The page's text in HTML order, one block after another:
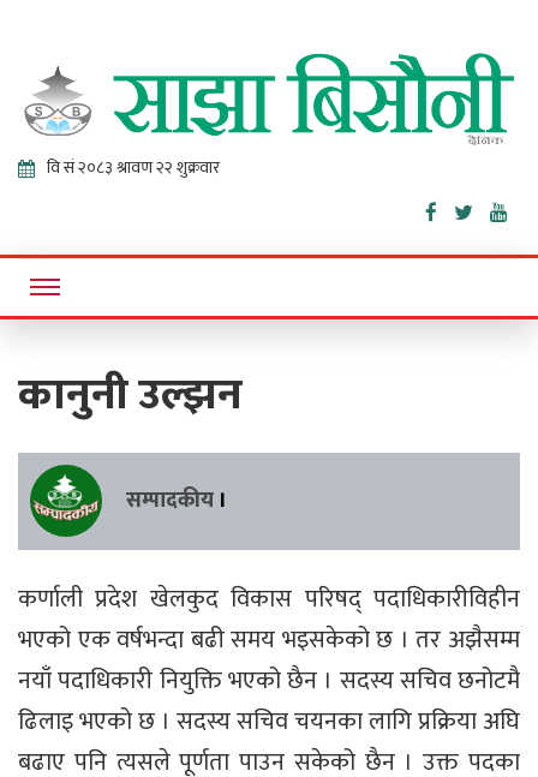
Sajha
Bisaunee
Online News Portal
कानुनी उल्झन
सम्पादकीय ।
कर्णाली प्रदेश खेलकुद विकास परिषद् पदाधिकारीविहीन
भएको एक वर्षभन्दा बढी समय भइसकेको छ । तर अझैसम्म
नयाँ पदाधिकारी नियुक्ति भएको छैन । सदस्य सचिव छनोटमै
ढिलाइ भएको छ । सदस्य सचिव चयनका लागि प्रक्रिया अघि
बढाए पनि त्यसले पूर्णता पाउन सकेको छैन । उक्त पदका